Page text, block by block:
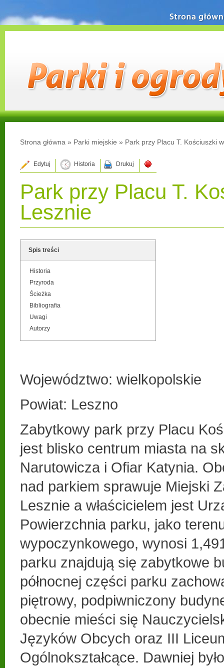
Strona główna » Parki miejskie » Park przy Placu T. Kościuszki
Edytuj Historia Drukuj
Park przy Placu T.
Lesznie
Spis treści
Historia
Przyroda
Ścieżka
Bibliografia
Uwagi
Autorzy
Województwo: wielkopolskie
Powiat: Leszno
Zabytkowy park przy Placu
jest blisko centrum miasta na
Narutowicza i Ofiar Katynia.
nad parkiem sprawuje Miejski
Lesznie a właścicielem jest
Powierzchnia parku, jako
wypoczynkowego, wynosi
parku znajdują się zabytkowe
północnej części parku
piętrowy, podpiwniczony
obecnie mieści się
Języków Obcych oraz III
Ogólnokształcące. Dawniej
Strona główna